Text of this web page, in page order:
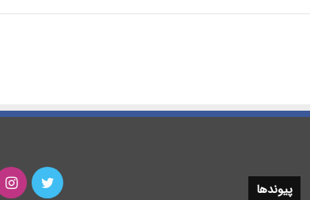
پیوندها توییتر